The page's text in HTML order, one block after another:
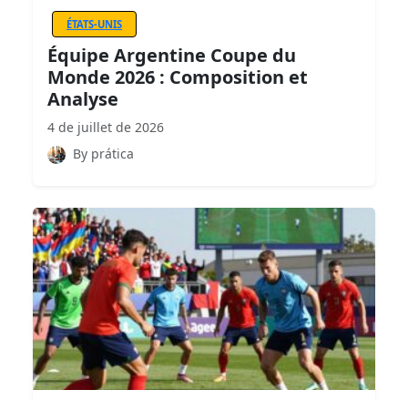
ÉTATS-UNIS
Équipe Argentine Coupe du
Monde 2026 : Composition et
Analyse
4 de juillet de 2026
By prática